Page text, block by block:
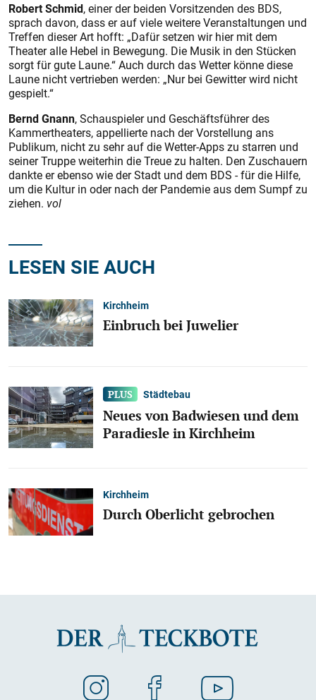
Robert Schmid, einer der beiden Vorsitzenden des BDS,
sprach davon, dass er auf viele weitere Veranstaltungen und
Treffen dieser Art hofft: „Dafür setzen wir hier mit dem
Theater alle Hebel in Bewegung. Die Musik in den Stücken
sorgt für gute Laune.“ Auch durch das Wetter könne diese
Laune nicht vertrieben werden: „Nur bei Gewitter wird nicht
gespielt.“
Bernd Gnann, Schauspieler und Geschäftsführer des
Kammertheaters, appellierte nach der Vorstellung ans
Publikum, nicht zu sehr auf die Wetter-Apps zu starren und
seiner Truppe weiterhin die Treue zu halten. Den Zuschauern
dankte er ebenso wie der Stadt und dem BDS - für die Hilfe,
um die Kultur in oder nach der Pandemie aus dem Sumpf zu
ziehen. vol
LESEN SIE AUCH
Kirchheim
Einbruch bei Juwelier
Städtebau
Neues von Badwiesen und dem
Paradiesle in Kirchheim
Kirchheim
Durch Oberlicht gebrochen